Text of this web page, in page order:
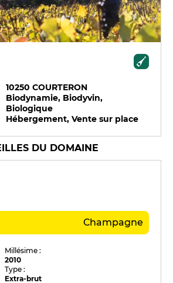
10250 COURTERON
Biodynamie, Biodyvin,
Biologique
Hébergement, Vente sur place
DU DOMAINE
Champagne
Millésime :
2010
Type :
Extra-brut